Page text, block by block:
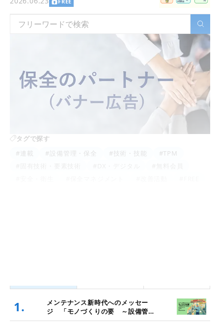
タグで探す
#連載
#設備管理・保全 #技術・技能
#TPM
1.
メンテナンス新時代へのメッセー
ジ 「モノづくりの要 ～設備管
理・保全と価値創造～」